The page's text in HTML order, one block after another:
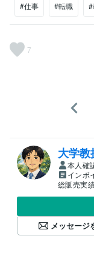
#仕事 #転職
7
大学教
本人確
インボ
総販売実
メッセージ